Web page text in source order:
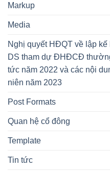
Markup
Media
Nghị quyết HĐQT về lập
DS tham dự ĐHĐCĐ
tức năm 2022 và các nội
niên năm 2023
Post Formats
Quan hệ cổ đông
Template
Tin tức